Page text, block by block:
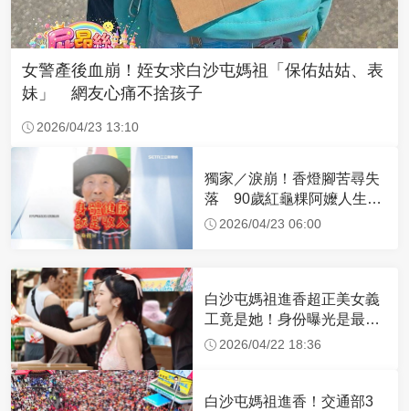
女警產後血崩！姪女求白沙屯媽祖「保佑姑姑、表
妹」 網友心痛不捨孩子
2026/04/23 13:10
獨家／淚崩！香燈腳苦尋失
落 90歲紅龜粿阿嬤人生謝
幕2026/04/23 06:00
白沙屯媽祖進香超正美女義
工竟是她！身份曝光是最美
禮生 一輩子不結婚
2026/04/22 18:36
白沙屯媽祖進香！交通部3